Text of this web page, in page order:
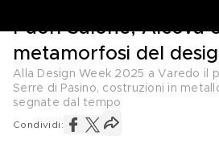
Fuori Salone, Alcova
metamorfosi del
Alla Design Week 2025 a Varedo il
Serre di Pasino, costruzioni in
segnate dal tempo
Condividi: